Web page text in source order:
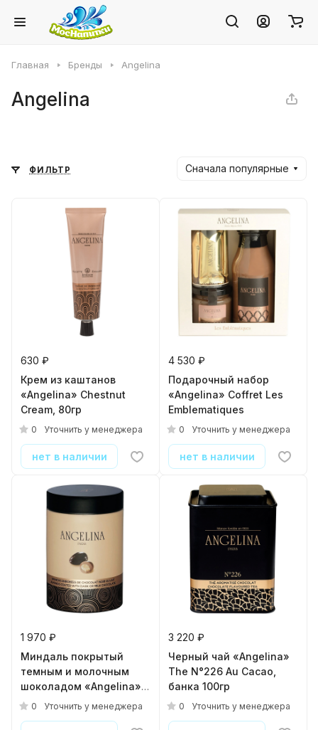
Главная Бренды Angelina
Angelina
ФИЛЬТР Сначала популярные
630 ₽
Крем из каштанов
«Angelina» Chestnut
Cream, 80гр
0 Уточнить у менеджера
нет в наличии
4 530 ₽
Подарочный набор
«Angelina» Coffret Les
Emblematiques
0 Уточнить у менеджера
нет в наличии
1 970 ₽
Миндаль покрытый
темным и молочным
шоколадом «Angelina»
Duo D'amandes, банка
0 Уточнить у менеджера
3 220 ₽
Черный чай «Angelina»
The N°226 Au Cacao,
банка 100гр
0 Уточнить у менеджера